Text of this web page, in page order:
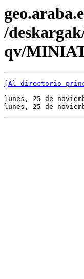
/
qv/
[Al directorio
lunes, 25 de
lunes, 25 de